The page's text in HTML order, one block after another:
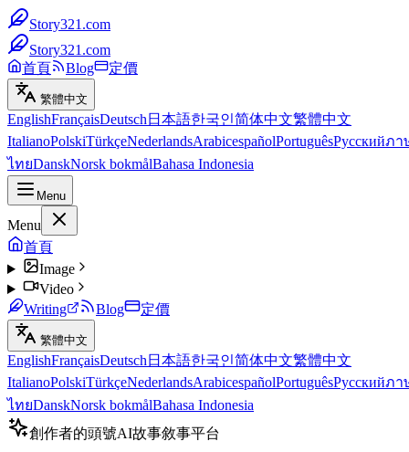
Story321.com
Story321.com
首頁
Blog 定價
繁體中文
EnglishFrançaisDeutsch 日本語한국인简体中文繁體中文
ItalianoPolskiTürkçeNederlandsArabicespañolPortuguêsРусскийภา
ไทยDanskNorsk bokmålBahasa Indonesia
Menu
Menu
首頁
Image
Video
Writing
Blog 定價
繁體中文
EnglishFrançaisDeutsch 日本語한국인简体中文繁體中文
ItalianoPolskiTürkçeNederlandsArabicespañolPortuguêsРусскийภา
ไทยDanskNorsk bokmålBahasa Indonesia
創作者的頭號AI故事敘事平台